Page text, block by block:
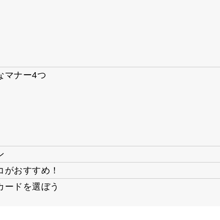
マナー4つ
おすすめ！
ードを選ぼう